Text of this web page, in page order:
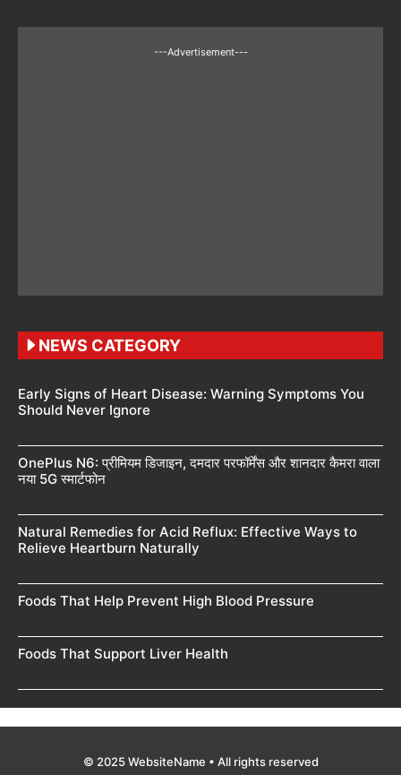
---Advertisement---
NEWS CATEGORY
Early Signs of Heart Disease: Warning Symptoms You
Should Never Ignore
OnePlus N6: प्रीमियम डिजाइन, दमदार परफॉर्मेंस और शानदार कैमरा वाला
नया 5G स्मार्टफोन
Natural Remedies for Acid Reflux: Effective Ways to
Relieve Heartburn Naturally
Foods That Help Prevent High Blood Pressure
Foods That Support Liver Health
© 2025 WebsiteName • All rights reserved